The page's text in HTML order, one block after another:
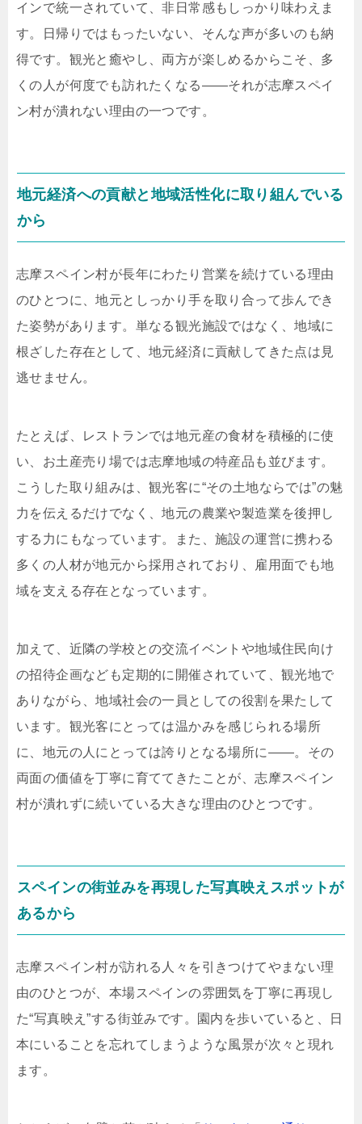
インで統一されていて、非日常感もしっかり味わえま
す。日帰りではもったいない、そんな声が多いのも納
得です。観光と癒やし、両方が楽しめるからこそ、多
くの人が何度でも訪れたくなる――それが志摩スペイ
ン村が潰れない理由の一つです。
地元経済への貢献と地域活性化に取り組んでいる
から
志摩スペイン村が長年にわたり営業を続けている理由
のひとつに、地元としっかり手を取り合って歩んでき
た姿勢があります。単なる観光施設ではなく、地域に
根ざした存在として、地元経済に貢献してきた点は見
逃せません。
たとえば、レストランでは地元産の食材を積極的に使
い、お土産売り場では志摩地域の特産品も並びます。
こうした取り組みは、観光客に“その土地ならでは”の魅
力を伝えるだけでなく、地元の農業や製造業を後押し
する力にもなっています。また、施設の運営に携わる
多くの人材が地元から採用されており、雇用面でも地
域を支える存在となっています。
加えて、近隣の学校との交流イベントや地域住民向け
の招待企画なども定期的に開催されていて、観光地で
ありながら、地域社会の一員としての役割を果たして
います。観光客にとっては温かみを感じられる場所
に、地元の人にとっては誇りとなる場所に――。その
両面の価値を丁寧に育ててきたことが、志摩スペイン
村が潰れずに続いている大きな理由のひとつです。
スペインの街並みを再現した写真映えスポットが
あるから
志摩スペイン村が訪れる人々を引きつけてやまない理
由のひとつが、本場スペインの雰囲気を丁寧に再現し
た“写真映え”する街並みです。園内を歩いていると、日
本にいることを忘れてしまうような風景が次々と現れ
ます。